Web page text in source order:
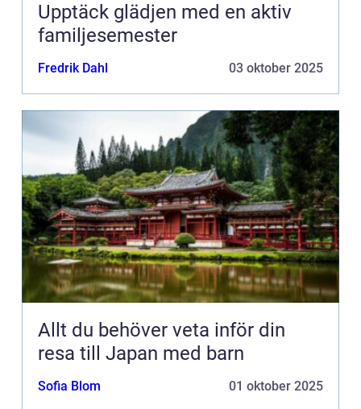
Upptäck glädjen med en aktiv
familjesemester
Fredrik Dahl 03 oktober 2025
Allt du behöver veta inför din
resa till Japan med barn
Sofia Blom 01 oktober 2025